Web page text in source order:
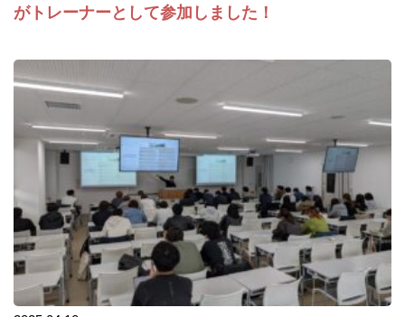
がトレーナーとして参加しました！